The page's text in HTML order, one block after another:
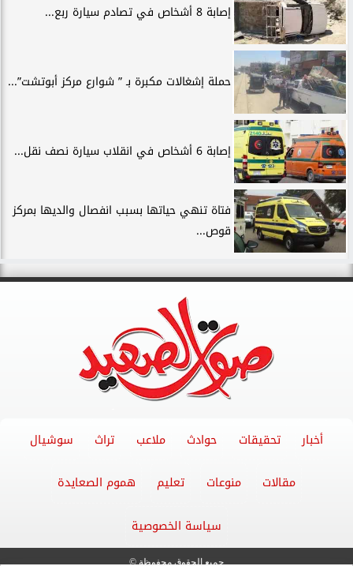
إصابة 8 أشخاص في تصادم سيارة ربع...
حملة إشغالات مكبرة بـ ” شوارع مركز أبوتشت”...
إصابة 6 أشخاص في انقلاب سيارة نصف نقل...
فتاة تنهي حياتها بسبب انفصال والديها بمركز
قوص...
أخبار تحقيقات حوادث ملاعب تراث سوشيال
مقالات منوعات تعليم هموم الصعايدة
سياسة الخصوصية
جميع الحقوق محفوظة ©